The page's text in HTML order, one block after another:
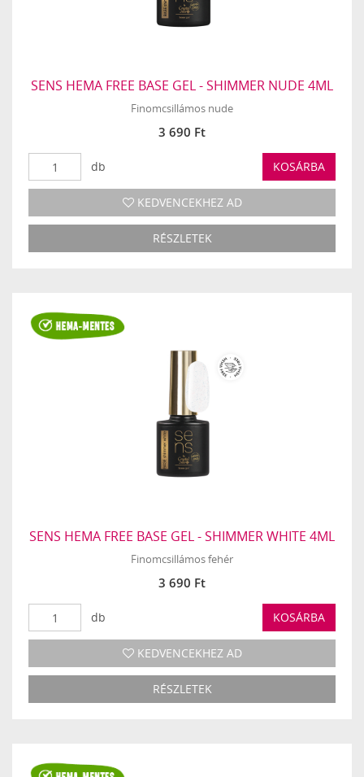
SENS HEMA FREE BASE GEL - SHIMMER NUDE 4ML
Finomcsillámos nude
3 690 Ft
db KOSÁRBA
KEDVENCEKHEZ AD
RÉSZLETEK
SENS HEMA FREE BASE GEL - SHIMMER WHITE 4ML
Finomcsillámos fehér
3 690 Ft
db KOSÁRBA
KEDVENCEKHEZ AD
RÉSZLETEK